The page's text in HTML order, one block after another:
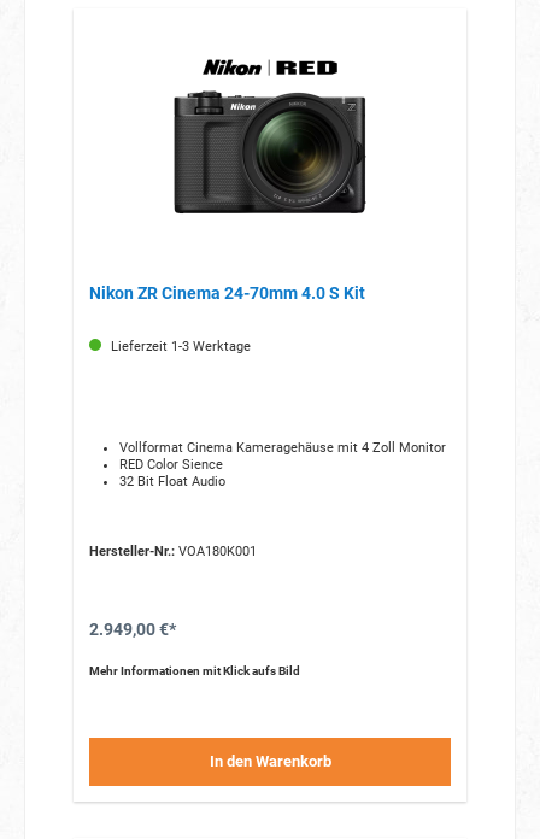
Nikon ZR Cinema 24-70mm 4.0 S Kit
Lieferzeit 1-3 Werktage
Vollformat Cinema Kameragehäuse mit 4 Zoll Monitor
RED Color Sience
32 Bit Float Audio
Hersteller-Nr.:VOA180K001
2.949,00 €*
Mehr Informationen mit Klick aufs Bild
In den Warenkorb